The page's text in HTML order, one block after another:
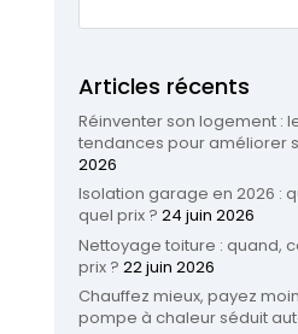
Articles récents
Réinventer son logement :
tendances pour améliorer
2026
Isolation garage en 2026 :
quel prix ? 24 juin 2026
Nettoyage toiture : quand,
prix ? 22 juin 2026
Chauffez mieux, payez
pompe à chaleur séduit